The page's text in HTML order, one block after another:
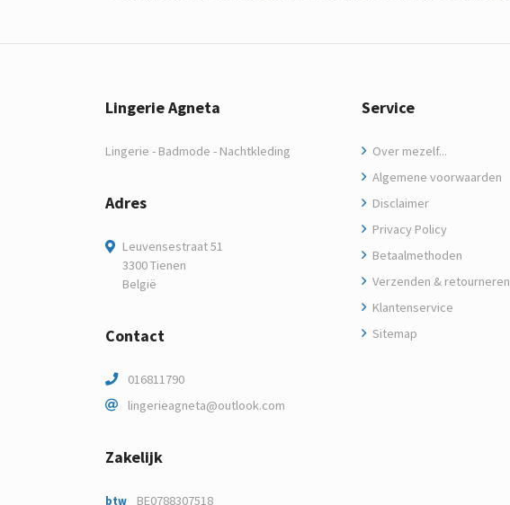
Lingerie Agneta
Lingerie - Badmode - Nachtkleding
Adres
Leuvensestraat 51
3300 Tienen
België
Contact
016811790
lingerieagneta@outlook.com
Zakelijk
btw BE0788307518
Service
Over mezelf...
Algemene voorwaarden
Disclaimer
Privacy Policy
Betaalmethoden
Verzenden & retourneren
Klantenservice
Sitemap